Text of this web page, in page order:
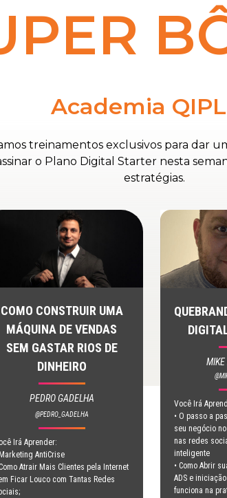
Academia
treinamentos exclusivos para dar
o Plano Digital Starter nesta
estratégias.
COMO CONSTRUIR UMA
MÁQUINA DE VENDAS
SEM GASTAR RIOS DE
DINHEIRO
PEDRO GADELHA
@PEDRO_GADELHA
Irá Aprender:
AntiCrise
Atrair Mais Clientes pela Internet
Ficar Louco com Tantas Redes
MIKE
Você Irá
• O passo a
seu negócio
nas redes
inteligente
• Como Abrir
ADS e
funciona na